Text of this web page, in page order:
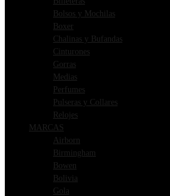
Bolsos y Mochilas
Boxer
Chalinas y Bufandas
Cinturones
Gorras
Medias
Perfumes
Pulseras y Collares
Relojes
MARCAS
Airborn
Birmingham
Bowen
Bolivia
Gola